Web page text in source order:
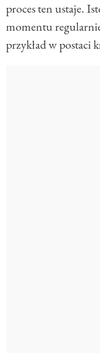
proces ten ustaje.
momentu
przykład w postaci